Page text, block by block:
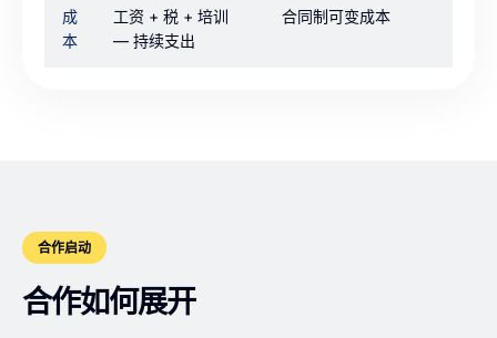
成
本
工资 + 税 + 培训
— 持续支出
合同制可变成本
合作启动
合作如何展开